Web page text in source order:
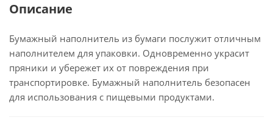
Описание
Бумажный наполнитель из бумаги послужит отличным
наполнителем для упаковки. Одновременно украсит
пряники и убережет их от повреждения при
транспортировке. Бумажный наполнитель безопасен
для использования с пищевыми продуктами.